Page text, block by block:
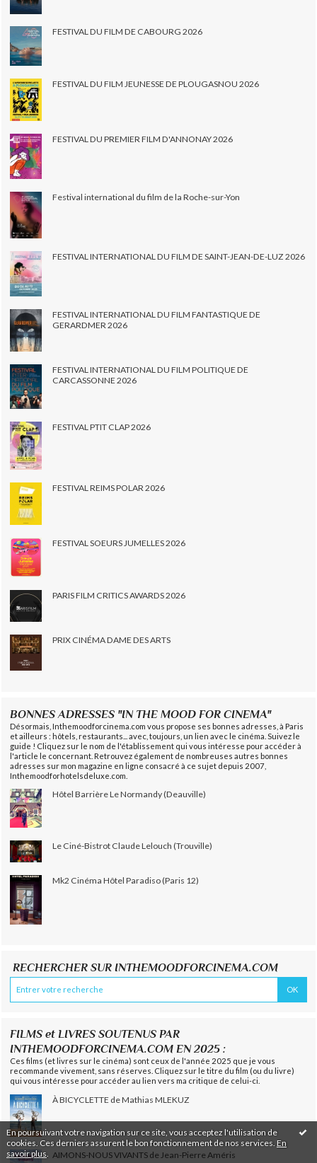
En poursuivant votre navigation sur ce site, vous acceptez l'utilisation de
cookies. Ces derniers assurent le bon fonctionnement de nos services. En
savoir plus
FESTIVAL DU FILM DE CABOURG 2026
FESTIVAL DU FILM JEUNESSE DE PLOUGASNOU 2026
FESTIVAL DU PREMIER FILM D'ANNONAY 2026
Festival international du film de la Roche-sur-Yon
FESTIVAL INTERNATIONAL DU FILM DE SAINT-JEAN-DE-LUZ 2026
FESTIVAL INTERNATIONAL DU FILM FANTASTIQUE DE
GERARDMER 2026
FESTIVAL INTERNATIONAL DU FILM POLITIQUE DE
CARCASSONNE 2026
FESTIVAL PTIT CLAP 2026
FESTIVAL REIMS POLAR 2026
FESTIVAL SOEURS JUMELLES 2026
PARIS FILM CRITICS AWARDS 2026
PRIX CINÉMA DAME DES ARTS
BONNES ADRESSES "IN THE MOOD FOR CINEMA"
Désormais, Inthemoodforcinema.com vous propose ses bonnes adresses, à Paris
et ailleurs : hôtels, restaurants... avec, toujours, un lien avec le cinéma. Suivez le
guide ! Cliquez sur le nom de l'établissement qui vous intéresse pour accéder à
l'article le concernant. Retrouvez également de nombreuses autres bonnes
adresses sur mon magazine en ligne consacré à ce sujet depuis 2007,
Inthemoodforhotelsdeluxe.com.
Hôtel Barrière Le Normandy (Deauville)
Le Ciné-Bistrot Claude Lelouch (Trouville)
Mk2 Cinéma Hôtel Paradiso (Paris 12)
RECHERCHER SUR INTHEMOODFORCINEMA.COM
FILMS et LIVRES SOUTENUS PAR
INTHEMOODFORCINEMA.COM EN 2025 :
Ces films (et livres sur le cinéma) sont ceux de l'année 2025 que je vous
recommande vivement, sans réserves. Cliquez sur le titre du film (ou du livre)
qui vous intéresse pour accéder au lien vers ma critique de celui-ci.
À BICYCLETTE de Mathias MLEKUZ
AIMONS-NOUS VIVANTS de Jean-Pierre Améris